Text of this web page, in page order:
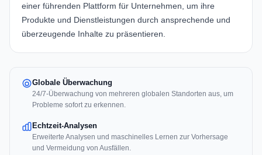
einer führenden Plattform für Unternehmen, um ihre
Produkte und Dienstleistungen durch ansprechende und
überzeugende Inhalte zu präsentieren.
Globale Überwachung
24/7-Überwachung von mehreren globalen Standorten aus, um
Probleme sofort zu erkennen.
Echtzeit-Analysen
Erweiterte Analysen und maschinelles Lernen zur Vorhersage
und Vermeidung von Ausfällen.